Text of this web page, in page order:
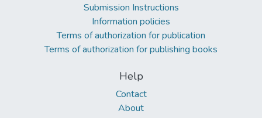
Submission Instructions
Information policies
Terms of authorization for publication
Terms of authorization for publishing books
Help
Contact
About